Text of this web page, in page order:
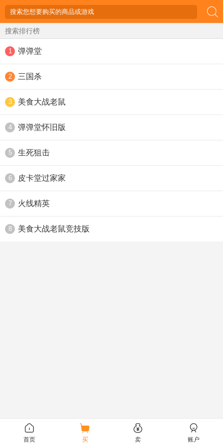
搜索排行榜
1 弹弹堂
2 三国杀
3 美食大战老鼠
4 弹弹堂怀旧版
5 生死狙击
6 皮卡堂过家家
7 火线精英
8 美食大战老鼠竞技版
首页 买 卖 账户